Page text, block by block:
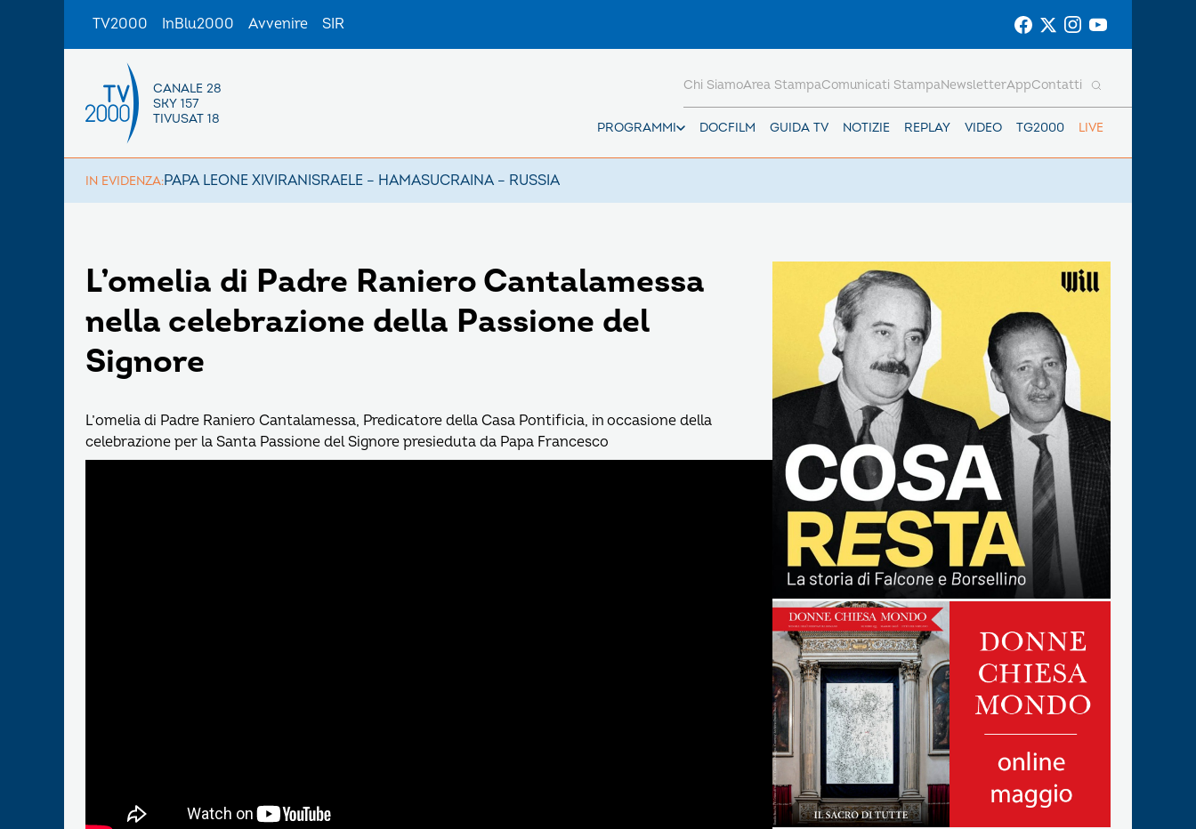
TV2000 InBlu2000 Avvenire SIR
CANALE 28
SKY 157
TIVUSAT 18
PROGRAMMI DOCFILM GUIDA TV NOTIZIE REPLAY VIDEO TG2000 LIVE
Chi SiamoArea StampaComunicati StampaNewsletterAppContatti
IN EVIDENZA:PAPA LEONE XIVIRANISRAELE – HAMASUCRAINA – RUSSIA
L’omelia di Padre Raniero Cantalamessa
nella celebrazione della Passione del
Signore
L’omelia di Padre Raniero Cantalamessa, Predicatore della Casa Pontificia, in occasione della
celebrazione per la Santa Passione del Signore presieduta da Papa Francesco